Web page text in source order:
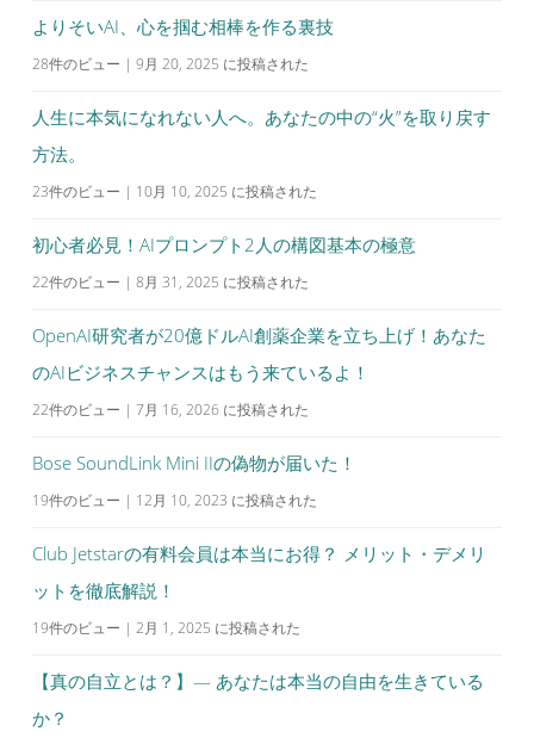
シ
ョ
よりそいAI、心を掴む相棒を作る裏技
28件のビュー | 9月 20, 2025 に投稿された
人生に本気になれない人へ。あなたの中の“火”を取り戻す
方法。
23件のビュー | 10月 10, 2025 に投稿された
初心者必見！AIプロンプト2人の構図基本の極意
22件のビュー | 8月 31, 2025 に投稿された
OpenAI研究者が20億ドルAI創薬企業を立ち上げ！あなた
のAIビジネスチャンスはもう来ているよ！
22件のビュー | 7月 16, 2026 に投稿された
Bose SoundLink Mini IIの偽物が届いた！
19件のビュー | 12月 10, 2023 に投稿された
Club Jetstarの有料会員は本当にお得？ メリット・デメリ
ットを徹底解説！
19件のビュー | 2月 1, 2025 に投稿された
【真の自立とは？】— あなたは本当の自由を生きている
か？